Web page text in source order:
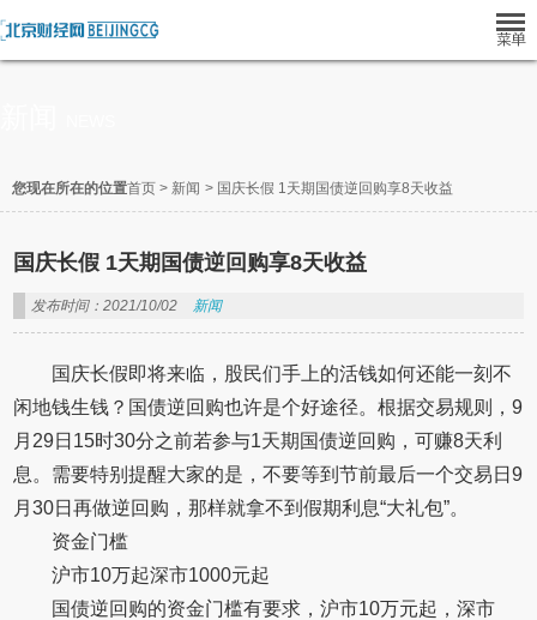
您现在所在的位置首页 > 新闻 > 国庆长假 1天期国债逆回购享8天收益
国庆长假 1天期国债逆回购享8天收益
发布时间：2021/10/02 新闻
国庆长假即将来临，股民们手上的活钱如何还能一刻不
闲地钱生钱？国债逆回购也许是个好途径。根据交易规则，9
月29日15时30分之前若参与1天期国债逆回购，可赚8天利
息。需要特别提醒大家的是，不要等到节前最后一个交易日9
月30日再做逆回购，那样就拿不到假期利息“大礼包”。
资金门槛
沪市10万起深市1000元起
国债逆回购的资金门槛有要求，沪市10万元起，深市